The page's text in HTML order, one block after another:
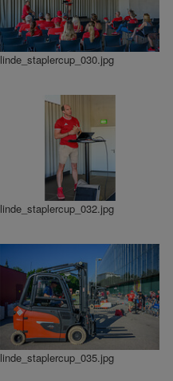
linde_staplercup_030.jpg
linde_staplercup_032.jpg
linde_staplercup_035.jpg